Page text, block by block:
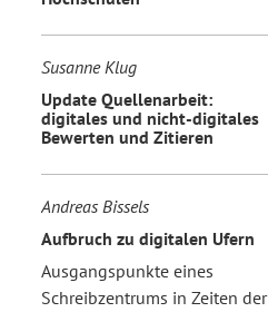
Susanne Klug
Update Quellenarbeit:
digitales und nicht-digitales
Bewerten und Zitieren
Andreas Bissels
Aufbruch zu digitalen Ufern
Ausgangspunkte eines
Schreibzentrums in Zeiten der